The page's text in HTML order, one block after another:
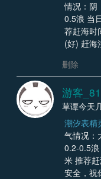
情况：阴
0.5浪 当
荐赶海时
(好) 赶海
删除
游客
草谭今天
潮汐表精
气情况：
0.2-0.5
米 推荐
安全，祝